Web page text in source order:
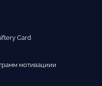
Card
мотивациии